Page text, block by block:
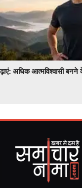
अधिक आत्मविश्वासी